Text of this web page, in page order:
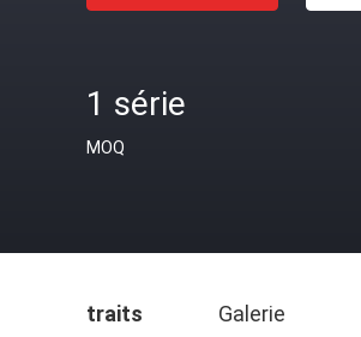
1 série
MOQ
traits Galerie